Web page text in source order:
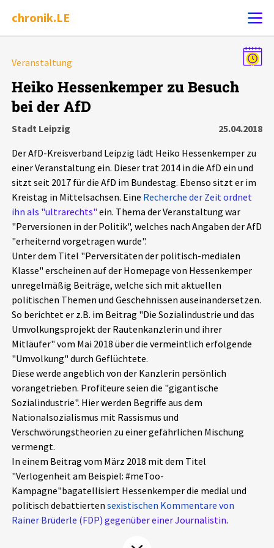
chronik.LE
Chronik
Leipziger Zustände
Schlaglichter
Phänomene
Aktuelles
Alle Beiträge
Veranstaltungen
Pressemitteilungen
Podcasts
Über uns
Projektbeschreibung
Kontakt
Unterstützer_innen
Spenden
chronik.LE in der Presse
Veranstaltung
Heiko Hessenkemper zu Besuch
bei der AfD
Stadt Leipzig
25.04.2018
Der AfD-Kreisverband Leipzig lädt Heiko Hessenkemper zu
einer Veranstaltung ein. Dieser trat 2014 in die AfD ein und
sitzt seit 2017 für die AfD im Bundestag. Ebenso sitzt er im
Kreistag in Mittelsachsen. Eine Recherche der Zeit ordnet
ihn als "ultrarechts" ein. Thema der Veranstaltung war
"Perversionen in der Politik", welches nach Angaben der AfD
"erheiternd vorgetragen wurde".
Unter dem Titel "Perversitäten der politisch-medialen
Klasse" erscheinen auf der Homepage von Hessenkemper
unregelmäßig Beiträge, welche sich mit aktuellen
politischen Themen und Geschehnissen auseinandersetzen.
So berichtet er z.B. im Beitrag "Die Sozialindustrie und das
Umvolkungsprojekt der Rautenkanzlerin und ihrer
Mitläufer" vom Mai 2018 über die vermeintlich erfolgende
"Umvolkung" durch Geflüchtete.
Diese werde angeblich von der Kanzlerin persönlich
vorangetrieben. Profiteure seien die "gigantische
Sozialindustrie". Hier werden Begriffe aus dem
Nationalsozialismus mit Rassismus und
Verschwörungstheorien zu einer gefährlichen Mischung
vermengt.
In einem Beitrag vom März 2018 mit dem Titel
"Verlogenheit am Beispiel: #meToo-
Kampagne"bagatellisiert Hessenkemper die medial und
politisch debattierten sexistischen Kommentare von
Rainer Brüderle (FDP) gegenüber einer Journalistin.
Alle Ereignisse
Ereignisse
Ereignisse